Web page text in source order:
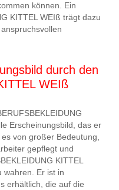
können. Ein
KITTEL WEIß trägt dazu
durch den
WEIß
Erscheinungsbild, das er
von großer Bedeutung,
gepflegt und
KITTEL
wahren. Er ist in
erhältlich, die auf die